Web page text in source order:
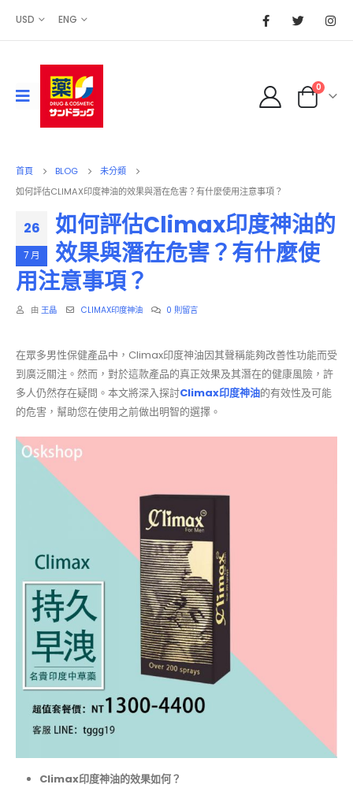
USD ENG
0
首頁 BLOG
未分類
如何評估CLIMAX印度神油的效果與潛在危害？有什麼使用注意事項？
26
7 月
如何評估Climax印度神油的
效果與潛在危害？有什麼使
用注意事項？
由 王晶 CLIMAX印度神油 0 則留言
在眾多男性保健產品中，Climax印度神油因其聲稱能夠改善性功能而受
到廣泛關注。然而，對於這款產品的真正效果及其潛在的健康風險，許
多人仍然存在疑問。本文將深入探討Climax印度神油的有效性及可能
的危害，幫助您在使用之前做出明智的選擇。
Climax印度神油的效果如何？